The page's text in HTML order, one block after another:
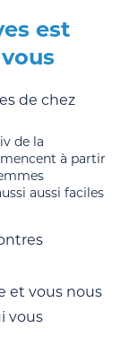
est
de la
à partir
aussi faciles
et vous nous
vous